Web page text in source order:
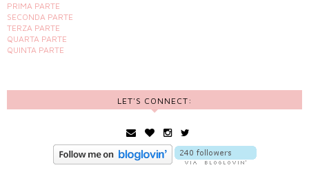
PRIMA PARTE
SECONDA PARTE
TERZA PARTE
QUARTA PARTE
QUINTA PARTE
LET'S CONNECT: